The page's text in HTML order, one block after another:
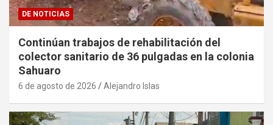
DE NOTICIAS
Continúan trabajos de rehabilitación del
colector sanitario de 36 pulgadas en la colonia
Sahuaro
6 de agosto de 2026 Alejandro Islas